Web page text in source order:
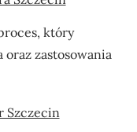
który
zastosowania
Szczecin